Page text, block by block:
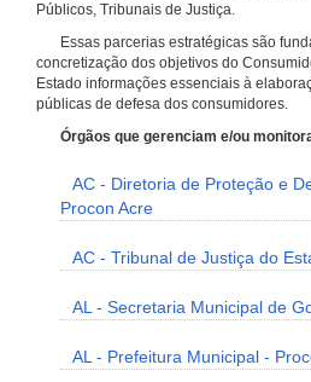
Públicos, Tribunais de Justiça.
Essas parcerias estratégicas são
concretização dos objetivos do
Estado informações essenciais à
públicas de defesa dos consumidores.
Órgãos que gerenciam e/ou
AC - Diretoria de Proteção e
Procon Acre
AC - Tribunal de Justiça do
AL - Secretaria Municipal de
AL - Prefeitura Municipal -